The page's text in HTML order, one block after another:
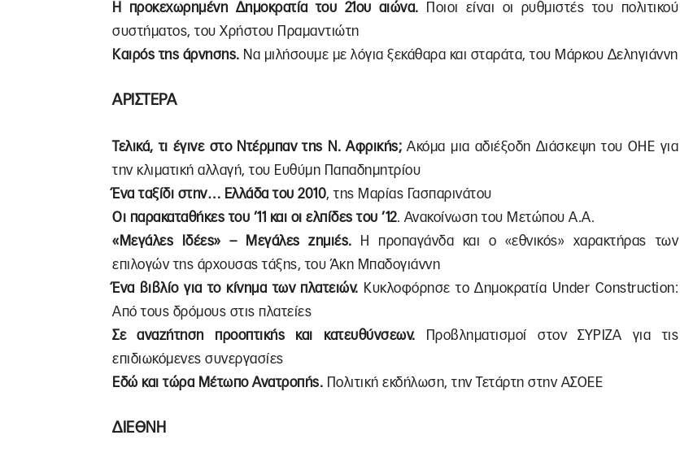
Η προκεχωρημένη Δημοκρατία του 21ου αιώνα.
Ποιοι είναι οι ρυθμιστές του πολιτικού
συστήματος, του Χρήστου Πραμαντιώτη
Καιρός της άρνησης. Να μιλήσουμε με λόγια ξεκάθαρα και σταράτα, του Μάρκου Δεληγιάννη
ΑΡΙΣΤΕΡΑ
Τελικά, τι έγινε στο Ντέρμπαν της Ν. Αφρικής;Ακόμα μια αδιέξοδη Διάσκεψη του ΟΗΕ για
την κλιματική αλλαγή, του Ευθύμη Παπαδημητρίου
Ένα ταξίδι στην… Ελλάδα του 2010, της Μαρίας Γασπαρινάτου
Οι παρακαταθήκες του ’11 και οι ελπίδες του ’12. Ανακοίνωση του Μετώπου Α.Α.
«Μεγάλες Ιδέες» – Μεγάλες ζημιές.
Η προπαγάνδα και ο «εθνικός» χαρακτήρας των
επιλογών της άρχουσας τάξης, του Άκη Μπαδογιάννη
Ένα βιβλίο για το κίνημα των πλατειών. Κυκλοφόρησε το Δημοκρατία Under Construction:
Από τους δρόμους στις πλατείες
Σε αναζήτηση προοπτικής και κατευθύνσεων.
Προβληματισμοί στον ΣΥΡΙΖΑ για τις
επιδιωκόμενες συνεργασίες
Εδώ και τώρα Μέτωπο Ανατροπής. Πολιτική εκδήλωση, την Τετάρτη στην ΑΣΟΕΕ
ΔΙΕΘΝΗ